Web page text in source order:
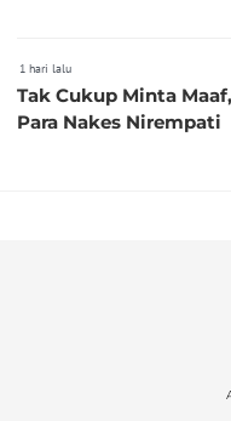
1 hari lalu
Tak Cukup Minta
Para Nakes Nirempati